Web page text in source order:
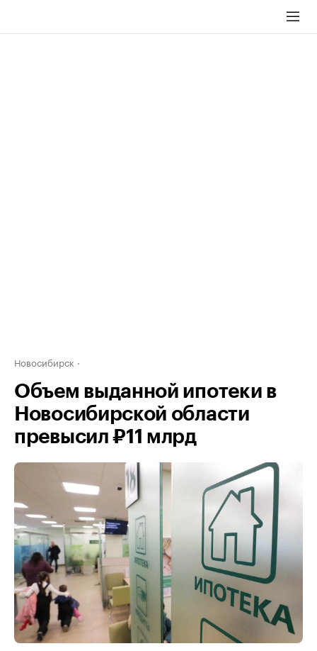
Новосибирск
Объем выданной ипотеки в
Новосибирской области
превысил ₽11 млрд